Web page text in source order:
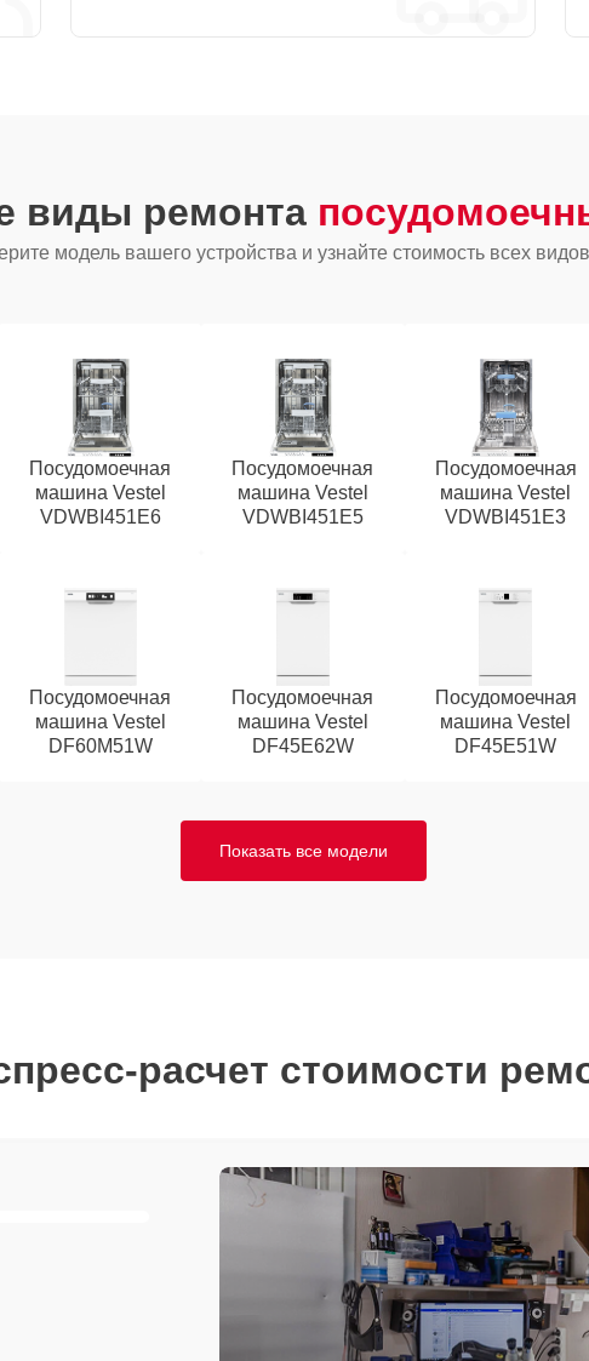
виды ремонта
модель вашего устройства и узнайте стоимость всех
Посудомоечная
машина Vestel
VDWBI451E6
Посудомоечная
машина Vestel
VDWBI451E5
Посудомоечная
машина Vestel
VDWBI451E3
Посудомоечная
машина Vestel
DF60M51W
Посудомоечная
машина Vestel
DF45E62W
Посудомоечная
машина Vestel
DF45E51W
Показать все модели
расчет стоимости